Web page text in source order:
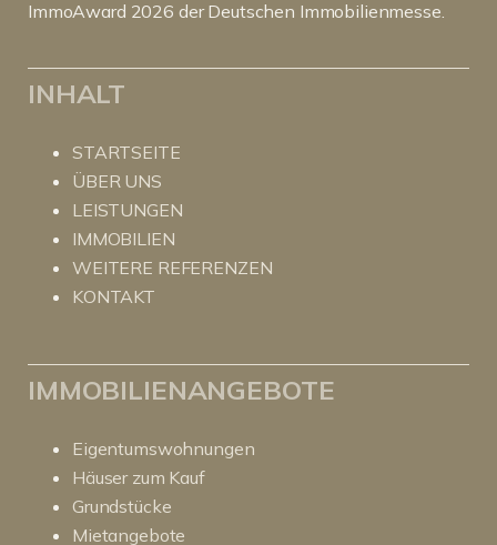
ImmoAward 2026 der Deutschen Immobilienmesse.
INHALT
STARTSEITE
ÜBER UNS
LEISTUNGEN
IMMOBILIEN
WEITERE REFERENZEN
KONTAKT
IMMOBILIENANGEBOTE
Eigentumswohnungen
Häuser zum Kauf
Grundstücke
Mietangebote